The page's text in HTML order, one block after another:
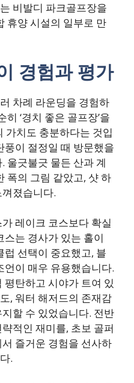
비발디 파크골프장을
휴양 시설의 일부로 만
경험과 평가
차례 라운딩을 경험하
‘경치 좋은 골프장’을
가치도 충분하다는 것입
풍이 절정일 때 방문했을
울긋불긋 물든 산과 계
폭의 그림 같았고, 샷 하
졌습니다.
레이크 코스보다 확실
는 경사가 있는 홀이
선택이 중요했고, 블
언이 매우 유용했습니다.
탄하고 시야가 트여 있
, 워터 해저드의 존재감
할 수 있었습니다. 전반
적인 재미를, 초보 골퍼
즐거운 경험을 선사하
.